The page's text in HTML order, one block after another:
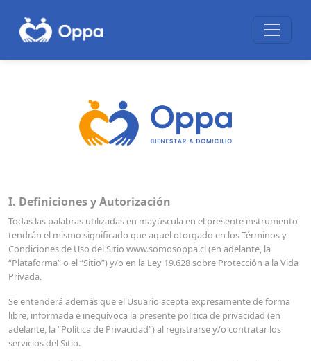
I. Definiciones y Autorización
Todas las palabras utilizadas en mayúscula en el presente instrumento
tendrán el mismo significado que aquel otorgado en los Términos y
Condiciones de Uso del Sitio www.somosoppa.cl (en adelante, la
“Plataforma” o el “Sitio”) y/o en la Ley 19.628 sobre Protección a la Vida
Privada.
Se entenderá además que el Usuario acepta expresamente de forma
libre, informada e inequívoca la presente política de privacidad (en
adelante, la “Política de Privacidad”) al registrarse y/o contratar los
servicios del Sitio.